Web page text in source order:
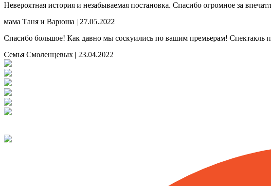
Невероятная история и незабываемая постановка. Спасибо огромное за
мама Таня и Варюша | 27.05.2022
Спасибо большое! Как давно мы соскуились по вашим премьерам! Спектакль
Семья Смоленцевых | 23.04.2022